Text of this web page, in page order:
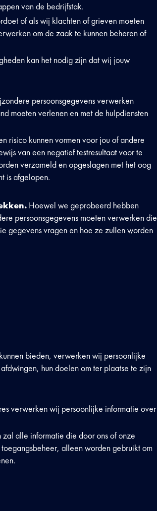
van de bedrijfstak.
of als wij klachten of grieven moeten
om de zaak te kunnen beheren of
kan het nodig zijn dat wij jouw
persoonsgegevens verwerken
moeten verlenen en met de hulpdiensten
risico kunnen vormen voor jou of andere
van een negatief testresultaat voor te
verzameld en opgeslagen met het oog
is afgelopen.
Hoewel we geprobeerd hebben
persoonsgegevens moeten verwerken die
gegevens vragen en hoe ze zullen worden
bieden, verwerken wij persoonlijke
hun doelen om ter plaatse te zijn
verwerken wij persoonlijke informatie over
alle informatie die door ons of onze
alleen worden gebruikt om